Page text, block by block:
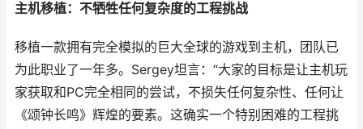
主机移植：不牺牲任何复杂度的工程挑战
移植一款拥有完全模拟的巨大全球的游戏到主机，团队已
为此职业了一年多。Sergey坦言：“大家的目标是让主机玩
家获取和PC完全相同的尝试，不损失任何复杂性、任何让
《颂钟长鸣》辉煌的要素。这确实一个特别困难的工程挑